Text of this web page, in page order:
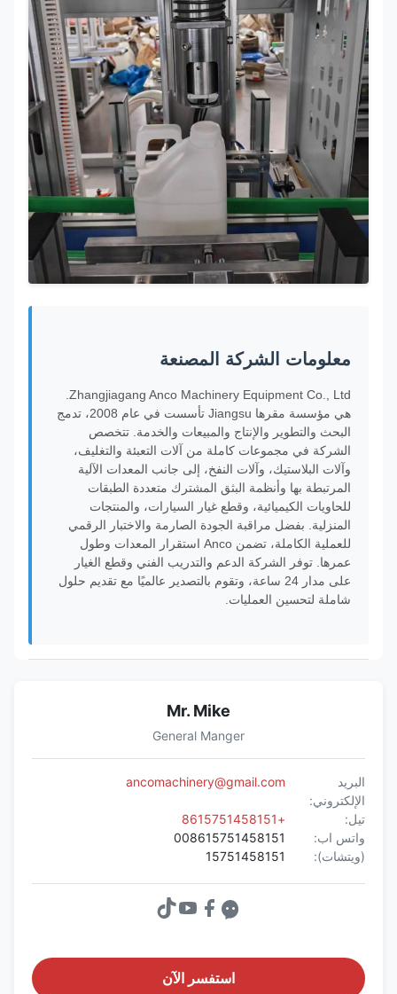
معلومات الشركة المصنعة
Zhangjiagang Anco Machinery Equipment Co., Ltd.
هي مؤسسة مقرها Jiangsu تأسست في عام 2008، تدمج
البحث والتطوير والإنتاج والمبيعات والخدمة. تتخصص
الشركة في مجموعات كاملة من آلات التعبئة والتغليف،
وآلات البلاستيك، وآلات النفخ، إلى جانب المعدات الآلية
المرتبطة بها وأنظمة البثق المشترك متعددة الطبقات
للحاويات الكيميائية، وقطع غيار السيارات، والمنتجات
المنزلية. بفضل مراقبة الجودة الصارمة والاختبار الرقمي
للعملية الكاملة، تضمن Anco استقرار المعدات وطول
عمرها. توفر الشركة الدعم والتدريب الفني وقطع الغيار
على مدار 24 ساعة، وتقوم بالتصدير عالميًا مع تقديم حلول
شاملة لتحسين العمليات.
Mr. Mike
General Manger
الإلكتروني:
ancomachinery@gmail.com
واتس اب:
008615751458151
(ويتشات):
15751458151
استفسر الآن